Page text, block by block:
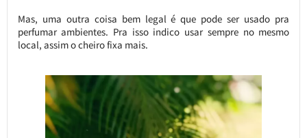
Mas, uma outra coisa bem legal é que pode ser usado pra
perfumar ambientes. Pra isso indico usar sempre no mesmo
local, assim o cheiro fixa mais.